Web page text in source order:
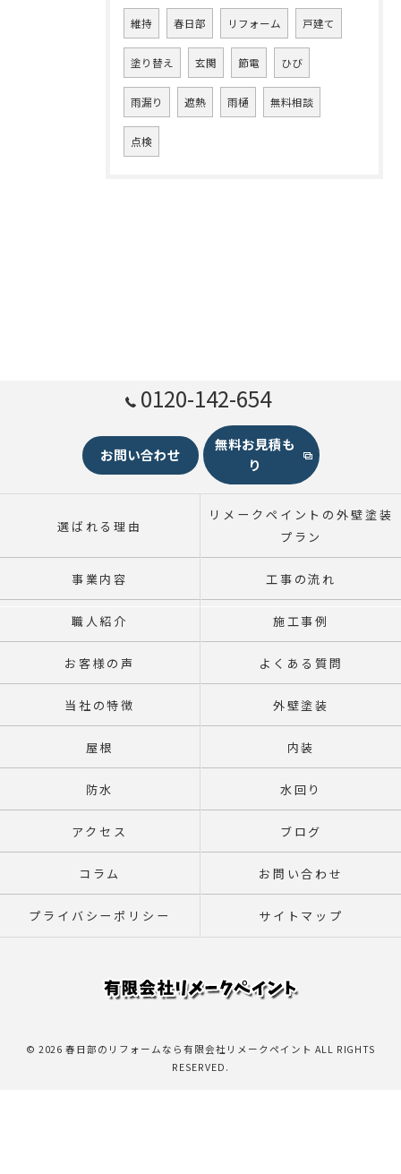
維持 春日部 リフォーム 戸建て
塗り替え 玄関 節電 ひび
雨漏り 遮熱 雨樋 無料相談
点検
0120-142-654
お問い合わせ
無料お見積も
り
選ばれる理由
リメークペイントの外壁塗装
プラン
事業内容 工事の流れ
職人紹介 施工事例
お客様の声 よくある質問
当社の特徴 外壁塗装
屋根 内装
防水 水回り
アクセス ブログ
コラム お問い合わせ
プライバシーポリシー サイトマップ
© 2026 春日部のリフォームなら有限会社リメークペイント ALL RIGHTS
RESERVED.